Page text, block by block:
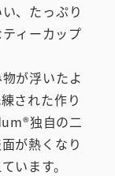
、たっぷり
ィーカップ
が浮いたよ
された作り
独自の二
が熱くなり
います。